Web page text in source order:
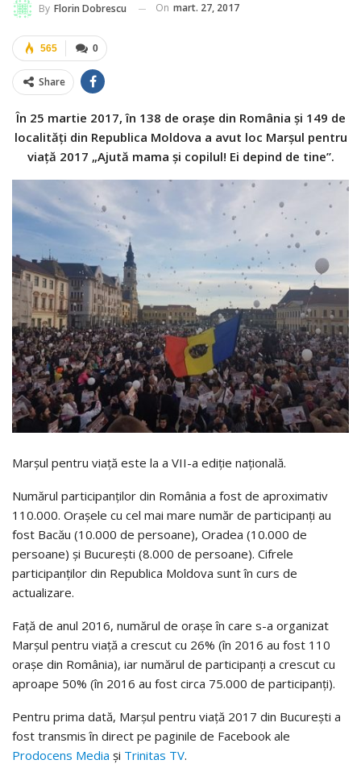
By Florin Dobrescu On mart. 27, 2017
0
565
Share
În 25 martie 2017, în 138 de orașe din România și 149 de
localități din Republica Moldova a avut loc Marșul pentru
viață 2017 „Ajută mama și copilul! Ei depind de tine”.
Marșul pentru viață este la a VII-a ediție națională.
Numărul participanților din România a fost de aproximativ
110.000. Orașele cu cel mai mare număr de participanți au
fost Bacău (10.000 de persoane), Oradea (10.000 de
persoane) și București (8.000 de persoane). Cifrele
participanților din Republica Moldova sunt în curs de
actualizare.
Față de anul 2016, numărul de orașe în care s-a organizat
Marșul pentru viață a crescut cu 26% (în 2016 au fost 110
orașe din România), iar numărul de participanți a crescut cu
aproape 50% (în 2016 au fost circa 75.000 de participanți).
Pentru prima dată, Marșul pentru viață 2017 din București a
fost transmis în direct pe paginile de Facebook ale
Prodocens Media și Trinitas TV.